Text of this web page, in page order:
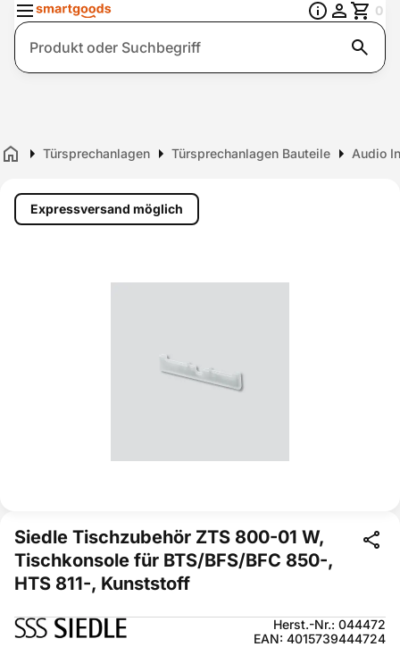
Suche
0
Home Türsprechanlagen Türsprechanlagen Bauteile Audio
Expressversand möglich
Siedle Tischzubehör ZTS 800-01 W,
Tischkonsole für BTS/BFS/BFC 850-,
HTS 811-, Kunststoff
Herst.-Nr.: 044472
EAN: 4015739444724